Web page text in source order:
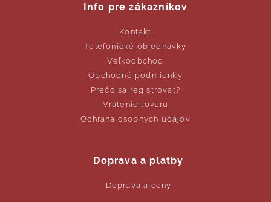
Info pre zákazníkov
Kontakt
Telefonické objednávky
Veľkoobchod
Obchodné podmienky
Prečo sa registrovať?
Vrátenie tovaru
Ochrana osobných údajov
Doprava a platby
Doprava a ceny